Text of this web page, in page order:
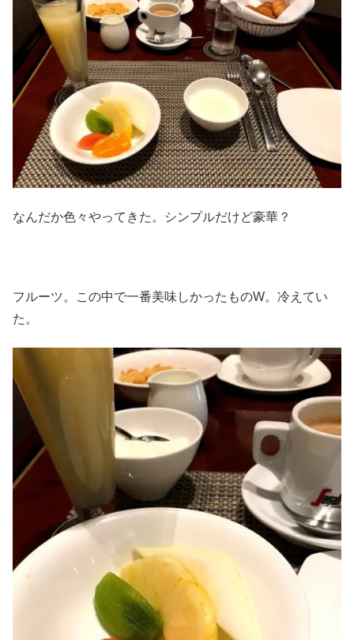
なんだか色々やってきた。シンプルだけど豪華？
フルーツ。この中で一番美味しかったものW。冷えてい
た。